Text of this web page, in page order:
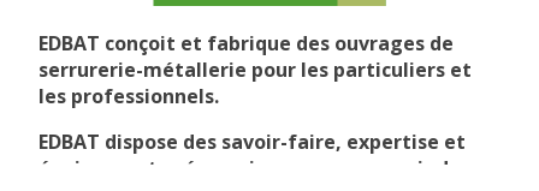
EDBAT conçoit et fabrique des ouvrages de
serrurerie-métallerie pour les particuliers et
les professionnels.
EDBAT dispose des savoir-faire, expertise et
équipements nécessaires pour concevoir des